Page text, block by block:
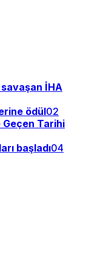
savaşan İHA
ödül02
Geçen Tarihi
başladı04